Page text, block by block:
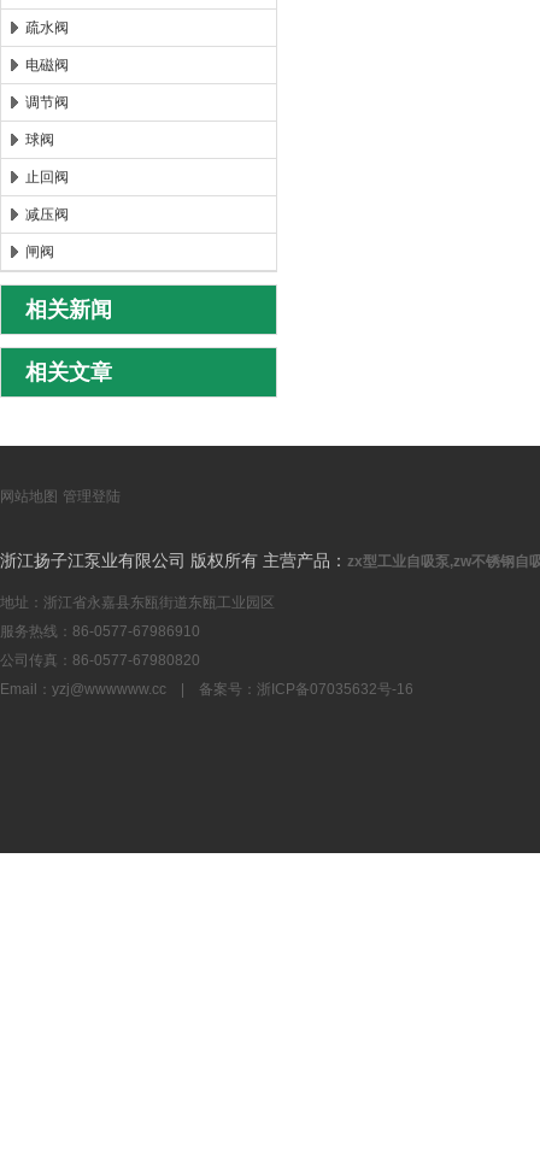
疏水阀
电磁阀
调节阀
球阀
止回阀
减压阀
闸阀
相关新闻
相关文章
网站地图 管理登陆
浙江扬子江泵业有限公司 版权所有 主营产品： zx型工业自吸泵,zw不锈钢自
地址：浙江省永嘉县东瓯街道东瓯工业园区
服务热线：86-0577-67986910
公司传真：86-0577-67980820
Email： yzj@wwwwww.cc | 备案号： 浙ICP备07035632号-16